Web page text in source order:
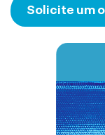
Solicite um